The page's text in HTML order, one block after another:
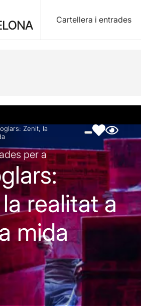
Cartellera i entrades
Fitxa artística Fotos i vídeos
Zenit, la
per a
realitat a
mida